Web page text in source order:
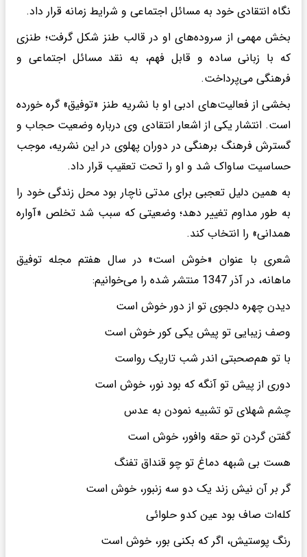
نگاه انتقادی خود به مسائل اجتماعی و شرایط زمانه قرار داد.
بخش مهمی از سروده‌های او در قالب طنز شکل گرفت؛ طنزی
که با زبانی ساده و قابل فهم، به نقد مسائل اجتماعی و
فرهنگی می‌پرداخت.
بخشی از فعالیت‌های ادبی او با نشریه طنز «توفیق» گره خورده
است. انتشار یکی از اشعار انتقادی وی درباره وضعیت حجاب و
گسترش فرهنگ برهنگی در دوران پهلوی در این نشریه، موجب
حساسیت ساواک شد و او را تحت تعقیب قرار داد.
به همین دلیل تعجبی برای مدتی ناچار بود محل زندگی خود را
به طور مداوم تغییر دهد؛ وضعیتی که سبب شد تخلص «آواره
همدانی» را انتخاب کند.
شعری با عنوان «خوش است» در سال هفتم مجله توفیق
ماهانه، در آذر 1347 منتشر شده را می‌خوانیم:
دیدن چهره دلجوی تو از دور خوش است
وصف زیبایی تو پیش یکی کور خوش است
با تو هم‌صحبتی اندر شب تاریک رواست
دوری از پیش تو آنگه که بود نور، خوش است
چشم شهلای تو تشبیه نمودن به عدس
گفتن گردن تو حقه وافور، خوش است
هست بی شبهه دماغ تو چو قنداق تفنگ
گر بر آن نیش زند یک دو سه زنبور، خوش است
کله‌ات صاف بود عین کدو حلوائی
رنگ پوستیش، اگر که بکنی بور، خوش است